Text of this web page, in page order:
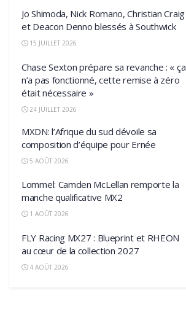
Jo Shimoda, Nick Romano, Christian Craig
et Deacon Denno blessés à Southwick
15 JUILLET 2026
Chase Sexton prépare sa revanche : « ça
n’a pas fonctionné, cette remise à zéro
était nécessaire »
24 JUILLET 2026
MXDN: l’Afrique du sud dévoile sa
composition d’équipe pour Ernée
5 AOÛT 2026
Lommel: Camden McLellan remporte la
manche qualificative MX2
1 AOÛT 2026
FLY Racing MX27 : Blueprint et RHEON
au cœur de la collection 2027
4 AOÛT 2026